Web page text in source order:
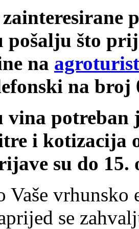
što
na
na broj
vina potreban
i kotizacija
su do 15.
Vaše
se